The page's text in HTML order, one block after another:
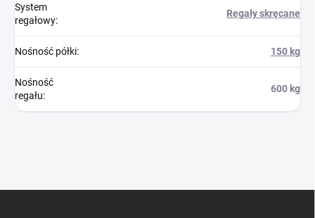
System
regałowy:
Regały skręcane
Nośność półki: 150 kg
Nośność
regału:
600 kg